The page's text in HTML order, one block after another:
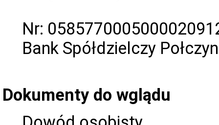
Nr:
Bank Spółdzielczy
Dokumenty do wglądu